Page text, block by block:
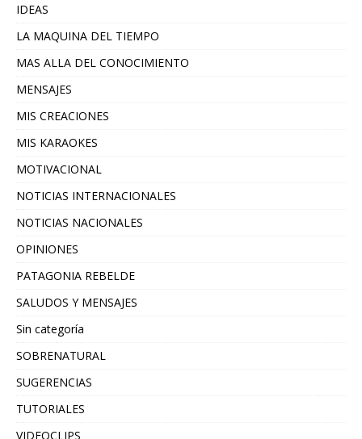
IDEAS
LA MAQUINA DEL TIEMPO
MAS ALLA DEL CONOCIMIENTO
MENSAJES
MIS CREACIONES
MIS KARAOKES
MOTIVACIONAL
NOTICIAS INTERNACIONALES
NOTICIAS NACIONALES
OPINIONES
PATAGONIA REBELDE
SALUDOS Y MENSAJES
Sin categoría
SOBRENATURAL
SUGERENCIAS
TUTORIALES
VIDEOCLIPS